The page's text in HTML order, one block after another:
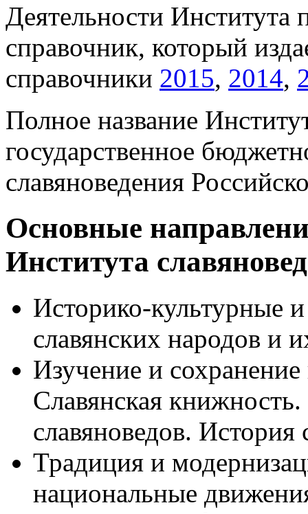
Деятельности Института
справочник, который
справочники 2015, 2014,
Полное название
государственное
славяноведения
Основные
Института
Историко-культурные
славянских народов и
Изучение и
Славянская
славяноведов. История
Традиция и
национальные